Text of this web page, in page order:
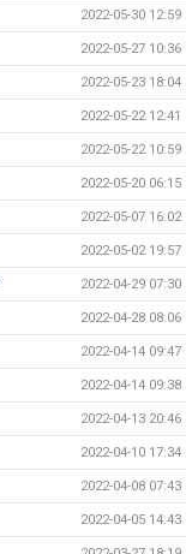
2022-05-30 12:59
2022-05-27 10:36
2022-05-23 18:04
2022-05-22 12:41
2022-05-22 10:59
2022-05-20 06:15
2022-05-07 16:02
2022-05-02 19:57
2022-04-29 07:30
2022-04-28 08:06
2022-04-14 09:47
2022-04-14 09:38
2022-04-13 20:46
2022-04-10 17:34
2022-04-08 07:43
2022-04-05 14:43